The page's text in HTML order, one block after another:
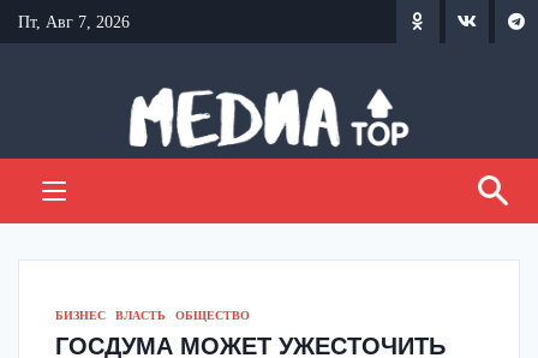
Перейти
к
Пт, Авг 7, 2026
БИЗНЕС ВЛАСТЬ ОБЩЕСТВО
ГОСДУМА МОЖЕТ УЖЕСТОЧИТЬ